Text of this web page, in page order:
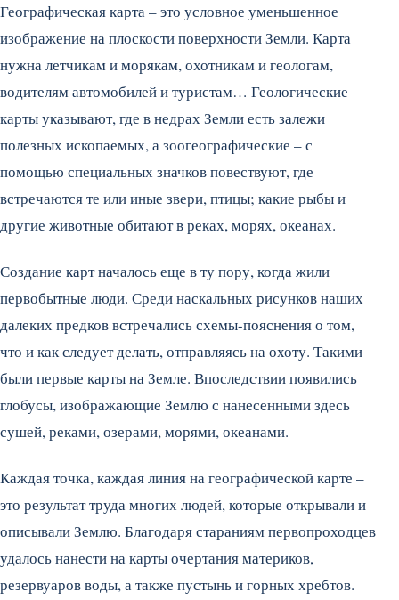
Географическая карта – это условное уменьшенное
изображение на плоскости поверхности Земли. Карта
нужна летчикам и морякам, охотникам и геологам,
водителям автомобилей и туристам… Геологические
карты указывают, где в недрах Земли есть залежи
полезных ископаемых, а зоогеографические – с
помощью специальных значков повествуют, где
встречаются те или иные звери, птицы; какие рыбы и
другие животные обитают в реках, морях, океанах.
Создание карт началось еще в ту пору, когда жили
первобытные люди. Среди наскальных рисунков наших
далеких предков встречались схемы-пояснения о том,
что и как следует делать, отправляясь на охоту. Такими
были первые карты на Земле. Впоследствии появились
глобусы, изображающие Землю с нанесенными здесь
сушей, реками, озерами, морями, океанами.
Каждая точка, каждая линия на географической карте –
это результат труда многих людей, которые открывали и
описывали Землю. Благодаря стараниям первопроходцев
удалось нанести на карты очертания материков,
резервуаров воды, а также пустынь и горных хребтов.